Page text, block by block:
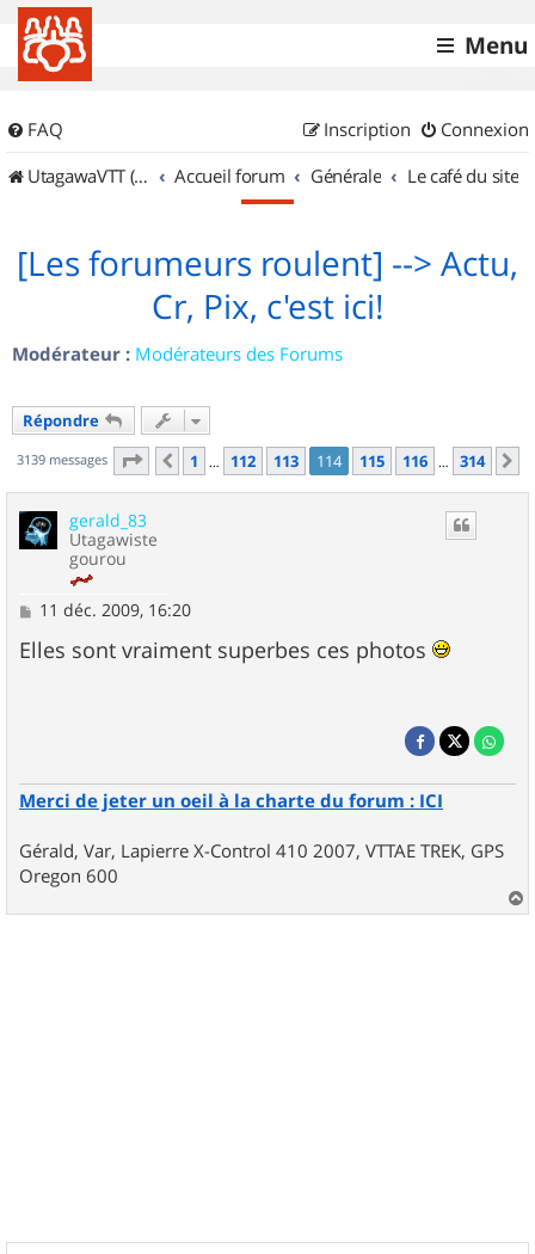
Menu
FAQ Connexion
Inscription
UtagawaVTT (Randos VTT et VTTAE avec traces GPS)
Accueil forum Générale Le café du site
[Les forumeurs roulent] --> Actu,
Cr, Pix, c'est ici!
Modérateur : Modérateurs des Forums
Répondre
3139 messages Page 114 sur314
Précédent
1 … 112 113 114 115 116 … 314
gerald_83
Utagawiste
gourou
M
s
s
11 déc. 2009, 16:20
Elles sont vraiment superbes ces photos
Merci de jeter un oeil à la charte du forum : ICI
Gérald, Var, Lapierre X-Control 410 2007, VTTAE TREK, GPS
Oregon 600
a